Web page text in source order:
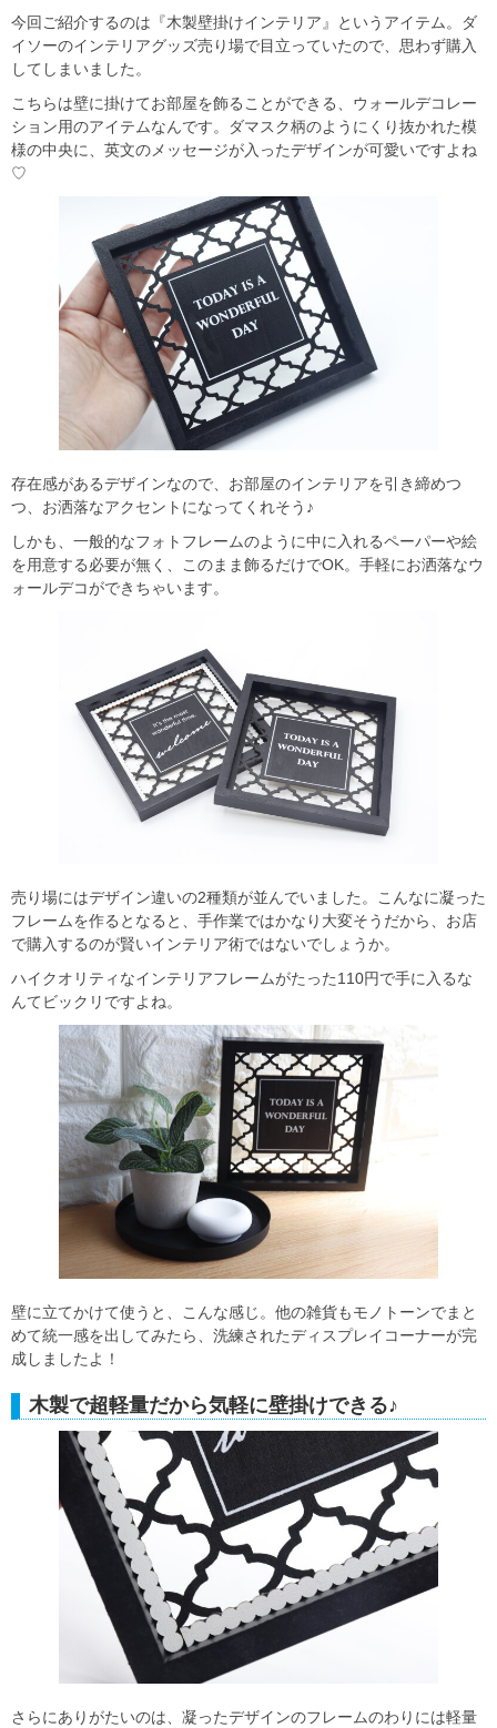
今回ご紹介するのは『木製壁掛けインテリア』というアイテム。ダ
イソーのインテリアグッズ売り場で目立っていたので、思わず購入
してしまいました。
こちらは壁に掛けてお部屋を飾ることができる、ウォールデコレー
ション用のアイテムなんです。ダマスク柄のようにくり抜かれた模
様の中央に、英文のメッセージが入ったデザインが可愛いですよね
♡
存在感があるデザインなので、お部屋のインテリアを引き締めつ
つ、お洒落なアクセントになってくれそう♪
しかも、一般的なフォトフレームのように中に入れるペーパーや絵
を用意する必要が無く、このまま飾るだけでOK。手軽にお洒落なウ
ォールデコができちゃいます。
売り場にはデザイン違いの2種類が並んでいました。こんなに凝った
フレームを作るとなると、手作業ではかなり大変そうだから、お店
で購入するのが賢いインテリア術ではないでしょうか。
ハイクオリティなインテリアフレームがたった110円で手に入るな
んてビックリですよね。
壁に立てかけて使うと、こんな感じ。他の雑貨もモノトーンでまと
めて統一感を出してみたら、洗練されたディスプレイコーナーが完
成しましたよ！
木製で超軽量だから気軽に壁掛けできる♪
さらにありがたいのは、凝ったデザインのフレームのわりには軽量